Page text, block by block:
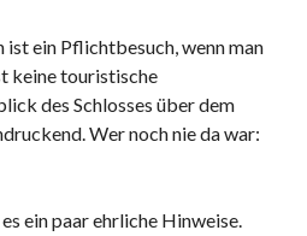
ist ein Pflichtbesuch, wenn man
keine touristische
des Schlosses über dem
Wer noch nie da war:
ein paar ehrliche Hinweise.